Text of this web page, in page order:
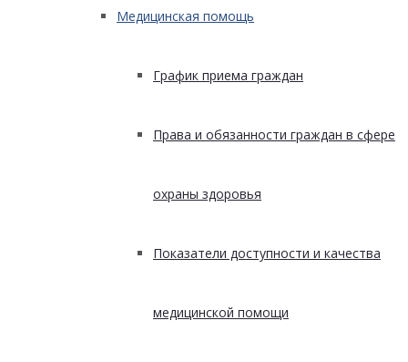
Медицинская помощь
График приема граждан
Права и обязанности граждан в сфере
охраны здоровья
Показатели доступности и качества
медицинской помощи